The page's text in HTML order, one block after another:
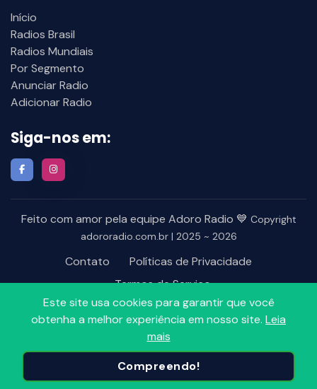
Este site usa cookies para garantir que você
obtenha a melhor experiência em nosso site. Leia
mais
Compreendo!
Início
Radios Brasil
Radios Mundiais
Por Segmento
Anunciar Radio
Adicionar Radio
Siga-nos em:
Feito com amor pela equipe Adoro Radio 💙 Copyright
adororadio.com.br | 2025 ~ 2026
Contato
Políticas de Privacidade
Termos de Serviço